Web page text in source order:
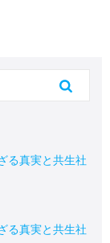
る真実と共生社
る真実と共生社